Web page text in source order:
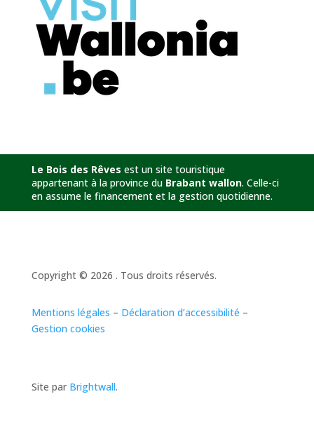
Le Bois des Rêves est un site touristique
appartenant à la province du Brabant wallon. Celle-ci
en assume le financement et la gestion quotidienne.
Copyright © 2026 . Tous droits réservés.
Mentions légales – Déclaration d’accessibilité –
Gestion cookies
Site par Brightwall.